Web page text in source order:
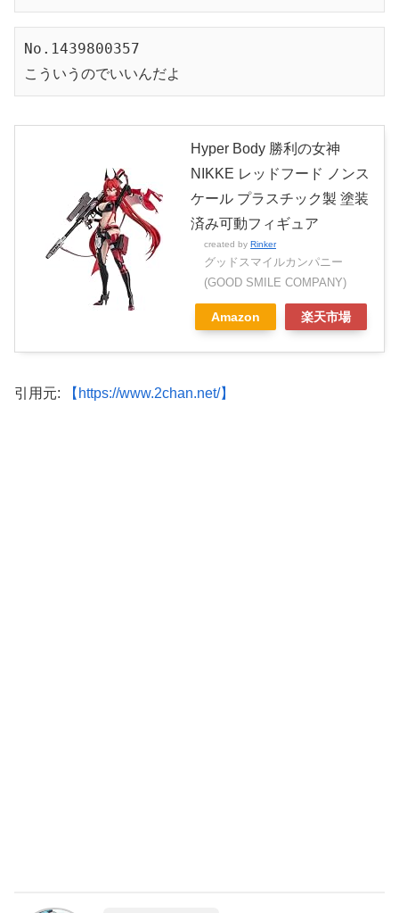
No.1439800357
こういうのでいいんだよ
Hyper Body 勝利の女神
NIKKE レッドフード ノンス
ケール プラスチック製 塗装
済み可動フィギュア
created by Rinker
グッドスマイルカンパニー
(GOOD SMILE COMPANY)
Amazon 楽天市場
引用元: 【https://www.2chan.net/】